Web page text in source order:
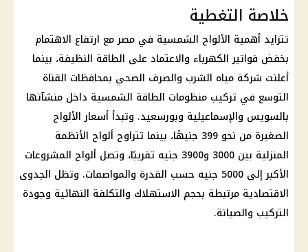
خلاصة التغطية
تتزايد أهمية الألواح الشمسية في مصر مع ارتفاع الاهتمام
بخفض فواتير الكهرباء والاعتماد على الطاقة النظيفة، بينما
أعلنت شركة مياه الشرب والصرف الصحي بمحافظات القناة
التوسع في تركيب منظومات الطاقة الشمسية داخل منشآتها
بالسويس والإسماعيلية وبورسعيد. وتبدأ أسعار الألواح
الصغيرة من نحو 399 جنيهًا، بينما تتراوح ألواح الأنظمة
المنزلية بين 3000 و3900 جنيه تقريبًا، وتصل ألواح المشروعات
الأكبر إلى 5000 جنيه حسب القدرة والمواصفات. وتظل الجدوى
الاقتصادية مرتبطة بحجم الاستهلاك والتكلفة النهائية وجودة
التركيب والصيانة.